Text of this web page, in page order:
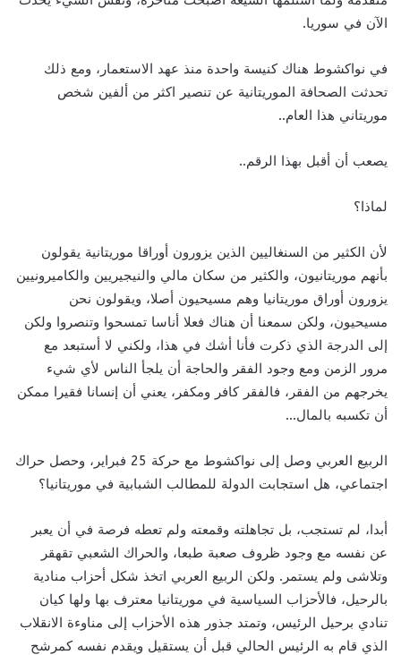
الآن في سوريا.
في نواكشوط هناك كنيسة واحدة منذ عهد الاستعمار، ومع ذلك
تحدثت الصحافة الموريتانية عن تنصير اكثر من ألفين شخص
موريتاني هذا العام..
يصعب أن أقبل بهذا الرقم..
لماذا؟
لأن الكثير من السنغاليين الذين يزورون أوراقا موريتانية يقولون
بأنهم موريتانيون، والكثير من سكان مالي والنيجيريين والكاميرونيين
يزورون أوراق موريتانيا وهم مسيحيون أصلا، ويقولون نحن
مسيحيون، ولكن سمعنا أن هناك فعلا أناسا تمسحوا وتنصروا ولكن
إلى الدرجة الذي ذكرت فأنا أشك في هذا، ولكني لا أستبعد مع
مرور الزمن ومع وجود الفقر والحاجة أن يلجأ الناس لأي شيء
يخرجهم من الفقر، فالفقر كافر ومكفر، يعني أن إنسانا فقيرا ممكن
أن تكسبه بالمال…
الربيع العربي وصل إلى نواكشوط مع حركة 25 فبراير، وحصل حراك
اجتماعي، هل استجابت الدولة للمطالب الشبابية في موريتانيا؟
أبدا، لم تستجب، بل تجاهلته وقمعته ولم تعطه فرصة في أن يعبر
عن نفسه مع وجود ظروف صعبة طبعا، والحراك الشعبي تقهقر
وتلاشى ولم يستمر. ولكن الربيع العربي اتخذ شكل أحزاب منادية
بالرحيل، فالأحزاب السياسية في موريتانيا معترف بها ولها كيان
تنادي برحيل الرئيس، وتمتد جذور هذه الأحزاب إلى مناوءة الانقلاب
الذي قام به الرئيس الحالي قبل أن يستقيل ويقدم نفسه كمرشح